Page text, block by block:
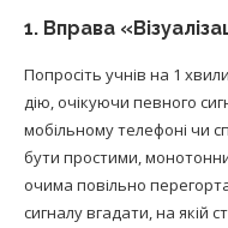
1. Вправа
Попросіть учнів на 1
дію, очікуючи певного
мобільному телефоні чи
бути простими,
очима повільно
сигналу вгадати, на якій